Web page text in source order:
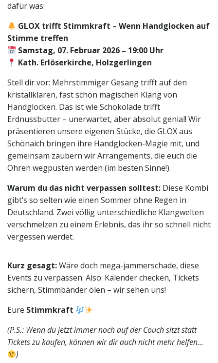
dafür was:
GLOX trifft Stimmkraft – Wenn Handglocken auf
Stimme treffen
Samstag, 07. Februar 2026 – 19:00 Uhr
Kath. Erlöserkirche, Holzgerlingen
Stell dir vor: Mehrstimmiger Gesang trifft auf den
kristallklaren, fast schon magischen Klang von
Handglocken. Das ist wie Schokolade trifft
Erdnussbutter – unerwartet, aber absolut genial! Wir
präsentieren unsere eigenen Stücke, die GLOX aus
Schönaich bringen ihre Handglocken-Magie mit, und
gemeinsam zaubern wir Arrangements, die euch die
Ohren wegpusten werden (im besten Sinne!).
Warum du das nicht verpassen solltest: Diese Kombi
gibt’s so selten wie einen Sommer ohne Regen in
Deutschland. Zwei völlig unterschiedliche Klangwelten
verschmelzen zu einem Erlebnis, das ihr so schnell nicht
vergessen werdet.
Kurz gesagt:Wäre doch mega-jammerschade, diese
Events zu verpassen. Also: Kalender checken, Tickets
sichern, Stimmbänder ölen – wir sehen uns!
Eure Stimmkraft
(P.S.: Wenn du jetzt immer noch auf der Couch sitzt statt
Tickets zu kaufen, können wir dir auch nicht mehr helfen…
)